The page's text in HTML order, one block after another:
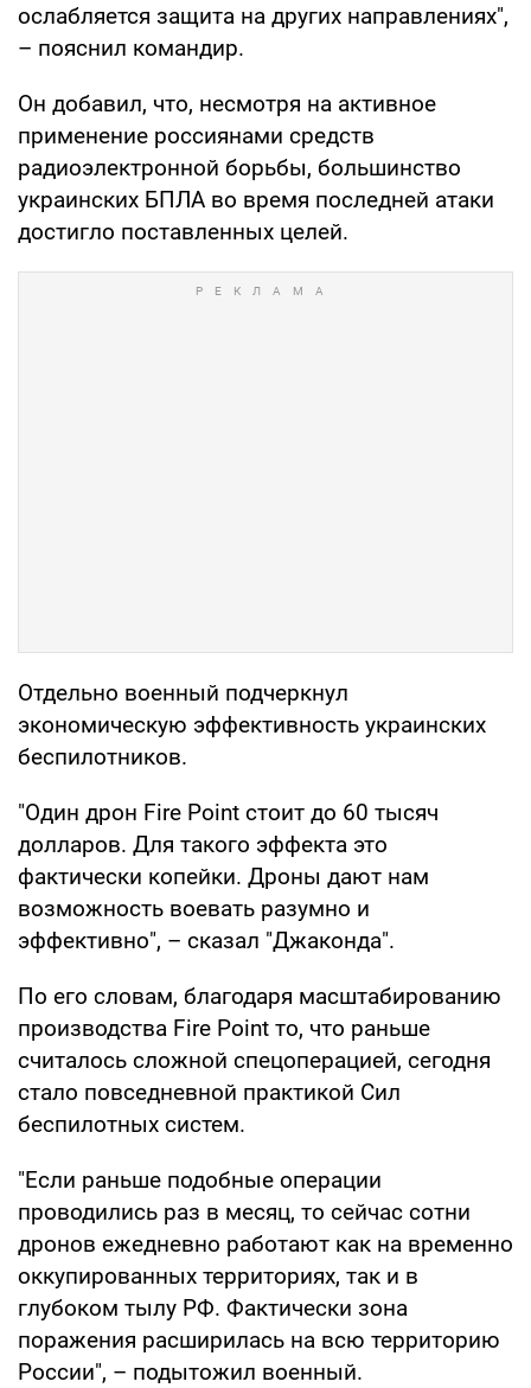
ослабляется защита на других направлениях",
– пояснил командир.
Он добавил, что, несмотря на активное
применение россиянами средств
радиоэлектронной борьбы, большинство
украинских БПЛА во время последней атаки
достигло поставленных целей.
Отдельно военный подчеркнул
экономическую эффективность украинских
беспилотников.
"Один дрон Fire Point стоит до 60 тысяч
долларов. Для такого эффекта это
фактически копейки. Дроны дают нам
возможность воевать разумно и
эффективно", – сказал "Джаконда".
По его словам, благодаря масштабированию
производства Fire Point то, что раньше
считалось сложной спецоперацией, сегодня
стало повседневной практикой Сил
беспилотных систем.
"Если раньше подобные операции
проводились раз в месяц, то сейчас сотни
дронов ежедневно работают как на временно
оккупированных территориях, так и в
глубоком тылу РФ. Фактически зона
поражения расширилась на всю территорию
России", – подытожил военный.